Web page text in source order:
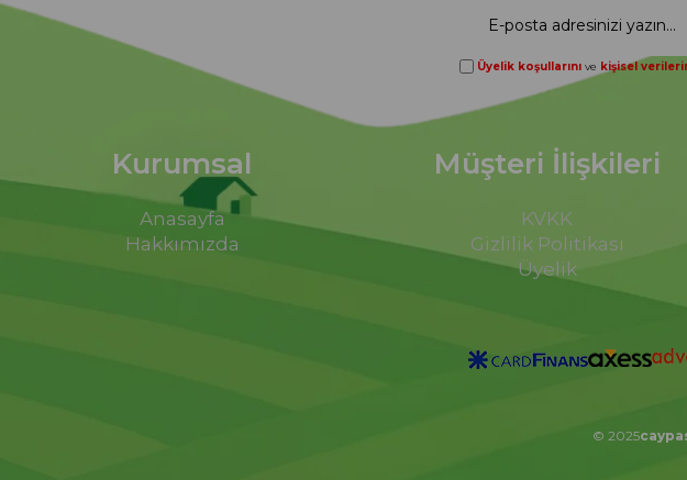
Üyelik koşullarınıve kişisel
Kurumsal
Anasayfa
Hakkımızda
Müşteri İlişkileri
KVKK
Gizlilik Politikası
Üyelik
© 2025